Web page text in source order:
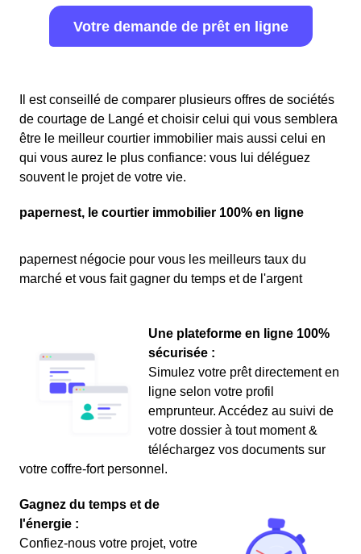
Votre demande de prêt en ligne
Il est conseillé de comparer plusieurs offres de sociétés
de courtage de Langé et choisir celui qui vous semblera
être le meilleur courtier immobilier mais aussi celui en
qui vous aurez le plus confiance: vous lui déléguez
souvent le projet de votre vie.
papernest, le courtier immobilier 100% en ligne
papernest négocie pour vous les meilleurs taux du
marché et vous fait gagner du temps et de l'argent
Une plateforme en ligne 100%
sécurisée :
Simulez votre prêt directement en
ligne selon votre profil
emprunteur. Accédez au suivi de
votre dossier à tout moment &
téléchargez vos documents sur
votre coffre-fort personnel.
Gagnez du temps et de
l'énergie :
Confiez-nous votre projet, votre